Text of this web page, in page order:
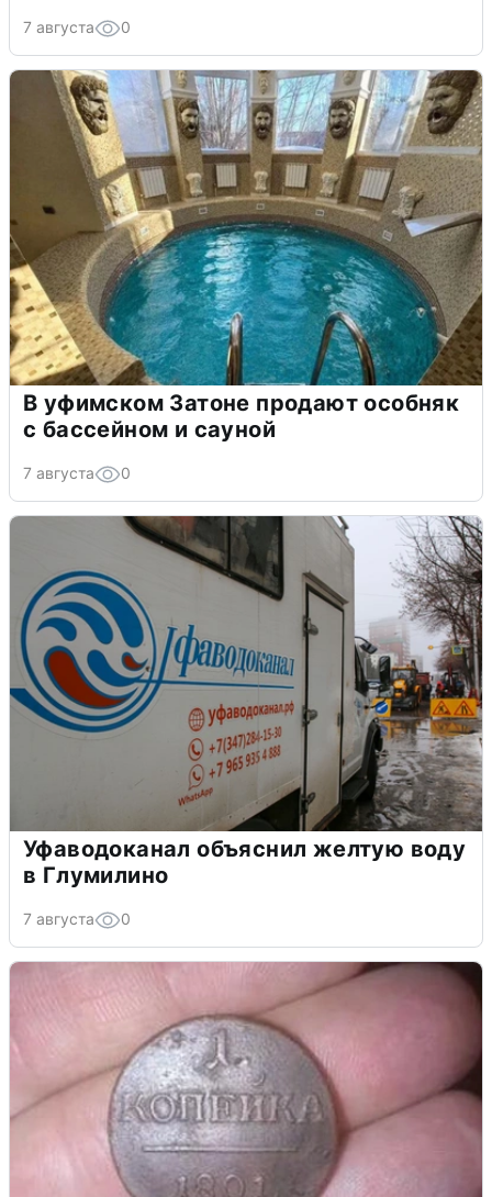
7 августа 0
В уфимском Затоне продают особняк
с бассейном и сауной
7 августа 0
Уфаводоканал объяснил желтую воду
в Глумилино
7 августа 0